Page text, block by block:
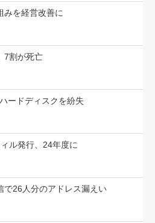
みを経営改善に
7割が死亡
ードディスクを紛失
ル発行、24年度に
で26人分のアドレス漏えい